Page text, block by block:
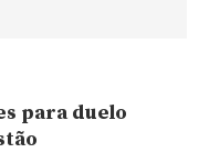
para duelo